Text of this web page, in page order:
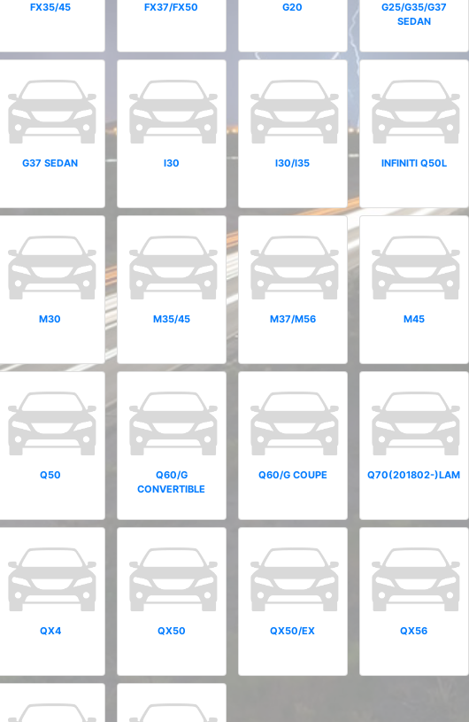
FX35/45 FX37/FX50 G20
G25/G35/G37
SEDAN
G37 SEDAN I30 I30/I35 INFINITI Q50L
M30 M35/45 M37/M56 M45
Q50
Q60/G
CONVERTIBLE
Q60/G COUPE Q70(201802-)LAM
QX4 QX50 QX50/EX QX56